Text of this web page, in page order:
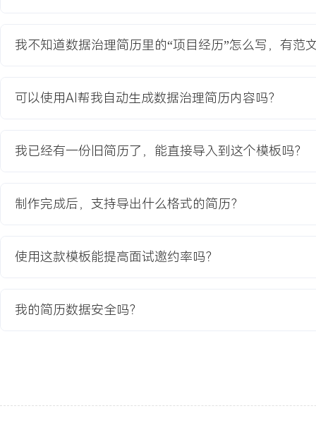
项目职责：
1.负责现状调研与分析：调研采购、仓储、销售等X个业务部门的数
2.协调标准制定与确认：组织跨部门会议，主持商品分类与供应商编
论，完成XXX条标准定义文档的编写与评审，并获得所有关键部门签
发至下游X个消费系统的接口规范，确保数据流动的准确性与时效性
4.主导数据清洗与迁移：制定历史数据清洗规则与验收标准，协调外
项目业绩：
2.数据分发延迟从X天降至近实时，下游系统间数据一致率提升至X
单数量减少XXX%。
我不知道数据治理简历里的“项目经历”怎么写，有范
可以使用AI帮我自动生成数据治理简历内容吗？
我已经有一份旧简历了，能直接导入到这个模板吗？
制作完成后，支持导出什么格式的简历？
使用这款模板能提高面试邀约率吗？
我的简历数据安全吗？